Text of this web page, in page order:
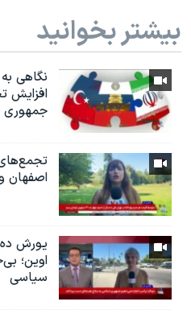
بیشتر بخوانید
نگاهی
افزایش
جمهوری
اصفهان
یورش
اوین؛
سیاسی